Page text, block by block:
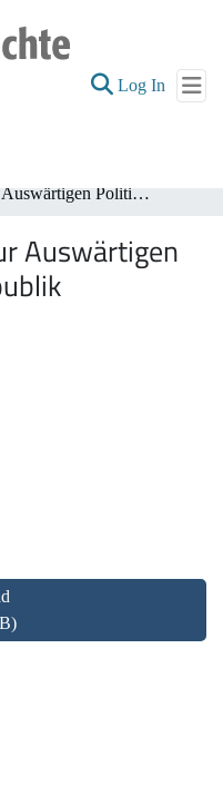
Log In (current)
Akten zur Auswärtigen Politik der Bundesrepublik Deutschland 1965
Auswärtigen